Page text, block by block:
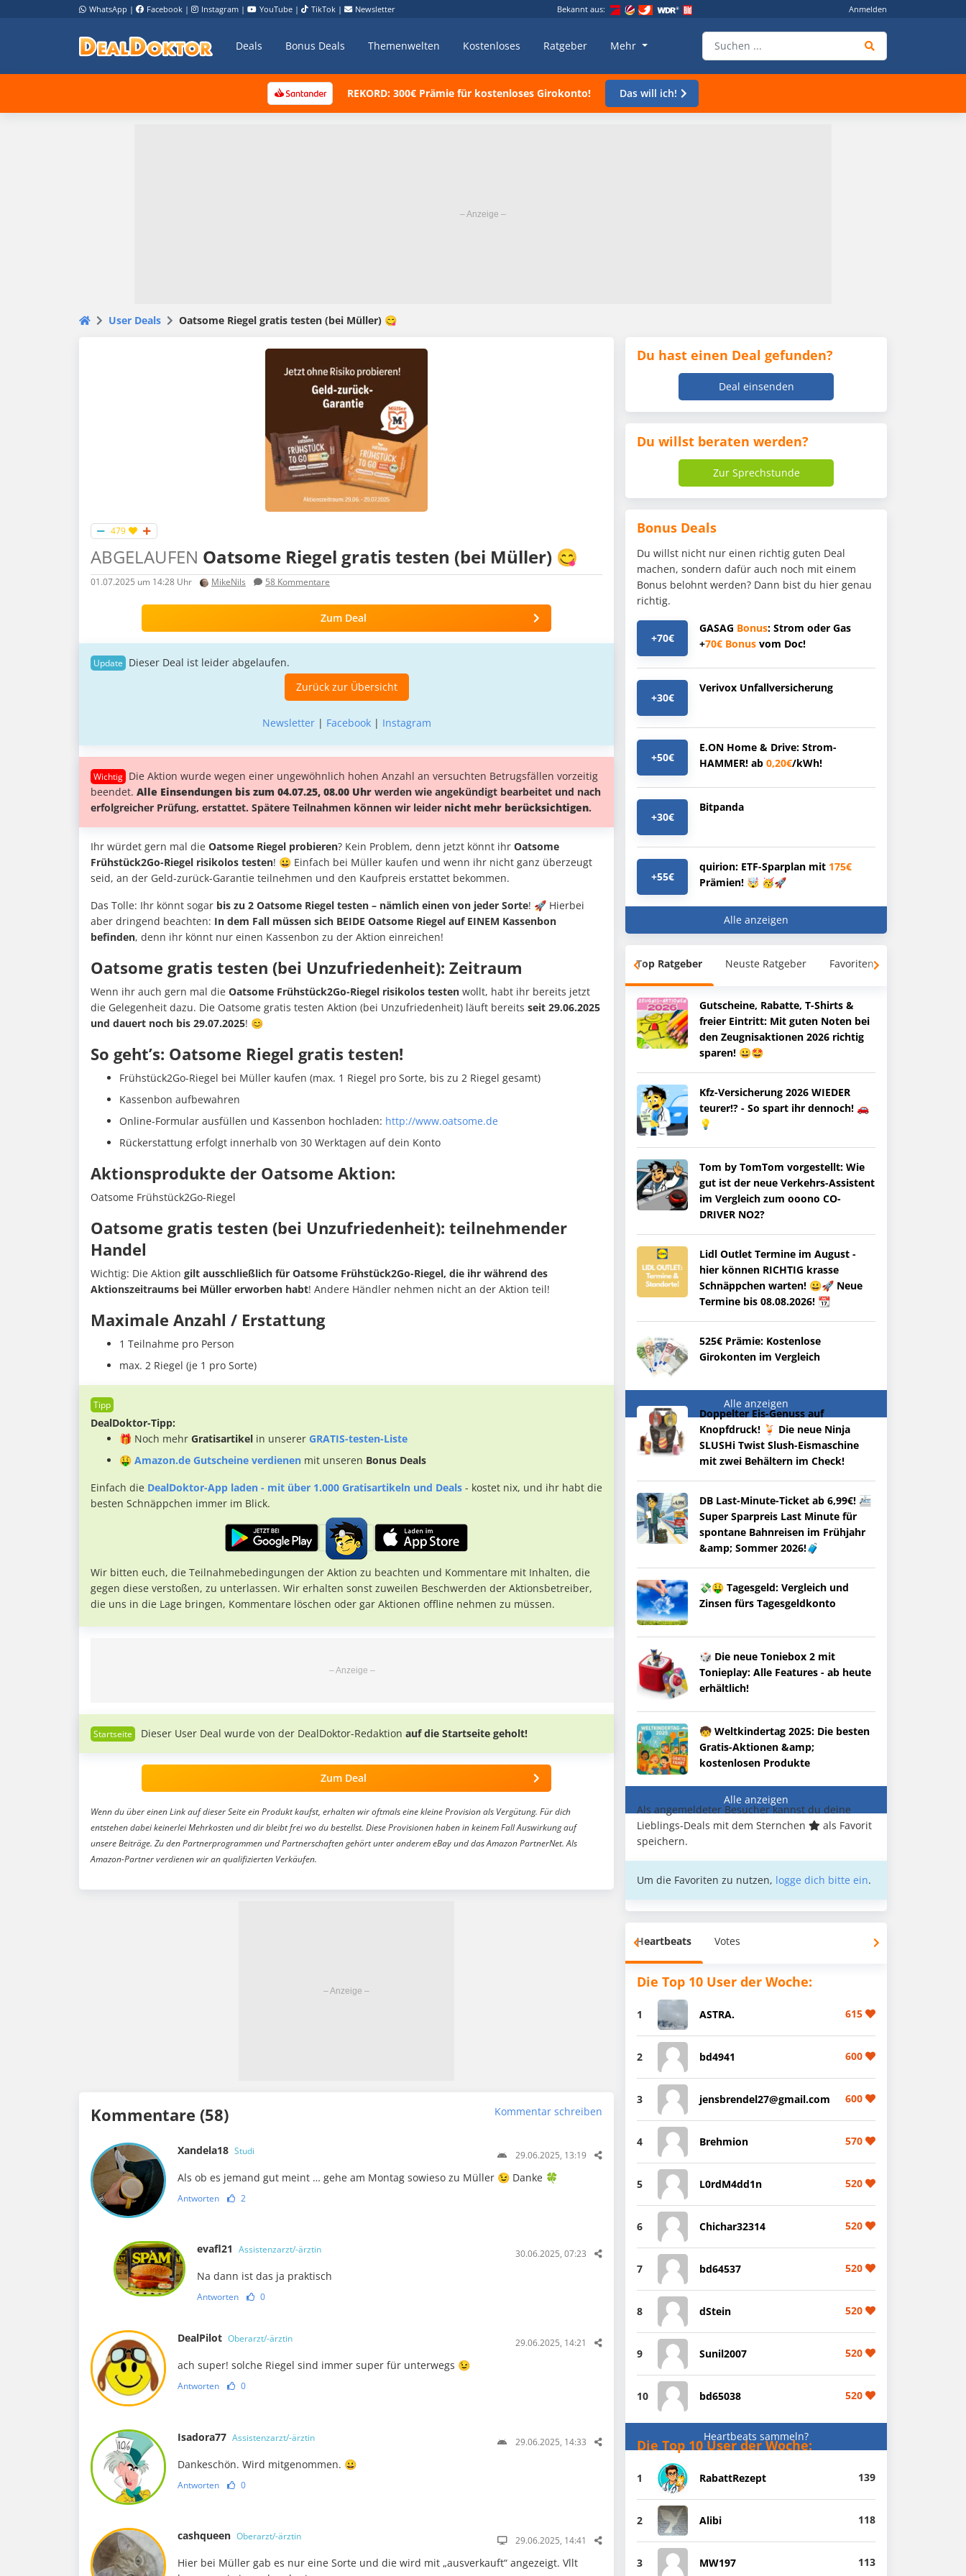
WhatsApp | Facebook | Instagram | YouTube | TikTok | Newsletter Bekannt aus: Anmelden
Deals Bonus Deals Themenwelten Kostenloses Ratgeber Mehr
REKORD: 300€ Prämie für kostenloses Girokonto! Das will ich!
User Deals Oatsome Riegel gratis testen (bei Müller) 😋
479
ABGELAUFEN Oatsome Riegel gratis testen (bei Müller) 😋
01.07.2025 um 14:28 Uhr MikeNils 58 Kommentare
Zum Deal
Dieser Deal ist leider abgelaufen.
Zurück zur Übersicht
Newsletter| Facebook| Instagram
Die Aktion wurde wegen einer ungewöhnlich hohen Anzahl an versuchten Betrugsfällen vorzeitig
beendet. Alle Einsendungen bis zum 04.07.25, 08.00 Uhr werden wie angekündigt bearbeitet und nach
erfolgreicher Prüfung, erstattet. Spätere Teilnahmen können wir leider nicht mehr berücksichtigen.
Ihr würdet gern mal die Oatsome Riegel probieren? Kein Problem, denn jetzt könnt ihr Oatsome
Frühstück2Go-Riegel risikolos testen! 😀 Einfach bei Müller kaufen und wenn ihr nicht ganz überzeugt
seid, an der Geld-zurück-Garantie teilnehmen und den Kaufpreis erstattet bekommen.
Das Tolle: Ihr könnt sogar bis zu 2 Oatsome Riegel testen – nämlich einen von jeder Sorte! 🚀 Hierbei
aber dringend beachten: In dem Fall müssen sich BEIDE Oatsome Riegel auf EINEM Kassenbon
befinden, denn ihr könnt nur einen Kassenbon zu der Aktion einreichen!
Oatsome gratis testen (bei Unzufriedenheit): Zeitraum
Wenn ihr auch gern mal die Oatsome Frühstück2Go-Riegel risikolos testen wollt, habt ihr bereits jetzt
die Gelegenheit dazu. Die Oatsome gratis testen Aktion (bei Unzufriedenheit) läuft bereits seit 29.06.2025
und dauert noch bis 29.07.2025! 😊
So geht’s: Oatsome Riegel gratis testen!
Frühstück2Go-Riegel bei Müller kaufen (max. 1 Riegel pro Sorte, bis zu 2 Riegel gesamt)
Kassenbon aufbewahren
Online-Formular ausfüllen und Kassenbon hochladen: http://www.oatsome.de
Rückerstattung erfolgt innerhalb von 30 Werktagen auf dein Konto
Aktionsprodukte der Oatsome Aktion:
Oatsome Frühstück2Go-Riegel
Oatsome gratis testen (bei Unzufriedenheit): teilnehmender
Handel
Wichtig: Die Aktion gilt ausschließlich für Oatsome Frühstück2Go-Riegel, die ihr während des
Aktionszeitraums bei Müller erworben habt! Andere Händler nehmen nicht an der Aktion teil!
Maximale Anzahl / Erstattung
1 Teilnahme pro Person
max. 2 Riegel (je 1 pro Sorte)
DealDoktor-Tipp:
🎁 Noch mehr Gratisartikel in unserer GRATIS-testen-Liste
🤑 Amazon.de Gutscheine verdienen mit unseren Bonus Deals
Einfach die DealDoktor-App laden - mit über 1.000 Gratisartikeln und Deals - kostet nix, und ihr habt die
besten Schnäppchen immer im Blick.
Wir bitten euch, die Teilnahmebedingungen der Aktion zu beachten und Kommentare mit Inhalten, die
gegen diese verstoßen, zu unterlassen. Wir erhalten sonst zuweilen Beschwerden der Aktionsbetreiber,
die uns in die Lage bringen, Kommentare löschen oder gar Aktionen offline nehmen zu müssen.
Dieser User Deal wurde von der DealDoktor-Redaktion auf die Startseite geholt!
Zum Deal
Wenn du über einen Link auf dieser Seite ein Produkt kaufst, erhalten wir oftmals eine kleine Provision als Vergütung. Für dich
entstehen dabei keinerlei Mehrkosten und dir bleibt frei wo du bestellst. Diese Provisionen haben in keinem Fall Auswirkung auf
unsere Beiträge. Zu den Partnerprogrammen und Partnerschaften gehört unter anderem eBay und das Amazon PartnerNet. Als
Amazon-Partner verdienen wir an qualifizierten Verkäufen.
Kommentare (58) Kommentar schreiben
Xandela18 Studi 29.06.2025, 13:19
Als ob es jemand gut meint … gehe am Montag sowieso zu Müller 😉 Danke 🍀
Antworten 2
evafl21 Assistenzarzt/-ärztin 30.06.2025, 07:23
Na dann ist das ja praktisch
Antworten 0
DealPilot Oberarzt/-ärztin 29.06.2025, 14:21
ach super! solche Riegel sind immer super für unterwegs 😉
Antworten 0
Isadora77 Assistenzarzt/-ärztin 29.06.2025, 14:33
Dankeschön. Wird mitgenommen. 😀
Antworten 0
cashqueen Oberarzt/-ärztin 29.06.2025, 14:41
Hier bei Müller gab es nur eine Sorte und die wird mit „ausverkauft“ angezeigt. Vllt
Du hast einen Deal gefunden?
Deal einsenden
Du willst beraten werden?
Zur Sprechstunde
Bonus Deals
Du willst nicht nur einen richtig guten Deal
machen, sondern dafür auch noch mit einem
Bonus belohnt werden? Dann bist du hier genau
richtig.
+70€
GASAG Bonus: Strom oder Gas
+70€ Bonus vom Doc!
+30€
Verivox Unfallversicherung
+50€
E.ON Home & Drive: Strom-
HAMMER! ab 0,20€/kWh!
+30€
Bitpanda
+55€
quirion: ETF-Sparplan mit 175€
Prämien! 🤯 🥳🚀
Alle anzeigen
Top Ratgeber Neuste Ratgeber Favoriten
Gutscheine, Rabatte, T-Shirts &
freier Eintritt: Mit guten Noten bei
den Zeugnisaktionen 2026 richtig
sparen! 😀🤩
Kfz-Versicherung 2026 WIEDER
teurer!? - So spart ihr dennoch! 🚗
💡
Tom by TomTom vorgestellt: Wie
gut ist der neue Verkehrs-Assistent
im Vergleich zum ooono CO-
DRIVER NO2?
Lidl Outlet Termine im August -
hier können RICHTIG krasse
Schnäppchen warten! 😀🚀 Neue
Termine bis 08.08.2026! 📆
525€ Prämie: Kostenlose
Girokonten im Vergleich
Alle anzeigen
Doppelter Eis-Genuss auf
Knopfdruck! 🍹 Die neue Ninja
SLUSHi Twist Slush-Eismaschine
mit zwei Behältern im Check!
DB Last-Minute-Ticket ab 6,99€! 🚈
Super Sparpreis Last Minute für
spontane Bahnreisen im Frühjahr
&amp; Sommer 2026!🧳
💸🤑 Tagesgeld: Vergleich und
Zinsen fürs Tagesgeldkonto
🎲 Die neue Toniebox 2 mit
Tonieplay: Alle Features - ab heute
erhältlich!
🧒 Weltkindertag 2025: Die besten
Gratis-Aktionen &amp;
kostenlosen Produkte
Alle anzeigen
Als angemeldeter Besucher kannst du deine
Lieblings-Deals mit dem Sternchen
als Favorit
speichern.
Um die Favoriten zu nutzen, logge dich bitte ein.
Heartbeats Votes
Die Top 10 User der Woche:
1 ASTRA. 615
2 bd4941 600
3 jensbrendel27@gmail.com 600
4 Brehmion 570
5 L0rdM4dd1n 520
6 Chichar32314 520
7 bd64537 520
8 dStein 520
9 Sunil2007 520
10 bd65038 520
Heartbeats sammeln?
Die Top 10 User der Woche:
1 RabattRezept 139
2 Alibi 118
3 MW197 113